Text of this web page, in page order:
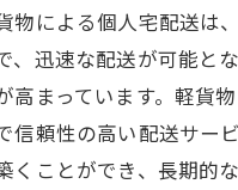
物による個人宅配送は
、迅速な配送が可能と
高まっています。軽貨
信頼性の高い配送サー
くことができ、長期的